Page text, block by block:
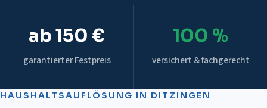
ab 150 €
garantierter Festpreis
100 %
versichert & fachgerecht
HAUSHALTSAUFLÖSUNG IN DITZINGEN